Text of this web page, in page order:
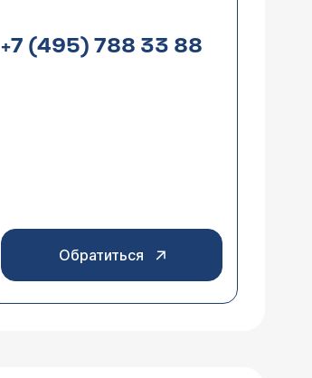
+7 (495) 788 33 88
Обратиться